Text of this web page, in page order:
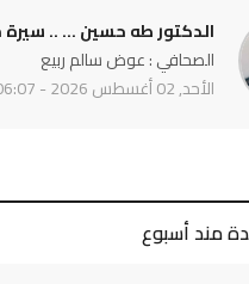
الدكتور طه حسين ... ..
الصحافي : عوض سالم ربيع
الأحد, 02 أغسطس 2026 - 06:07 م
مند أسبوع